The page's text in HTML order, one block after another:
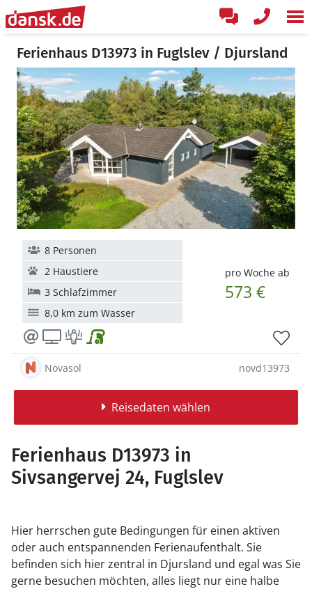
Ferienhaus D13973 in Fuglslev / Djursland
pro Woche ab
573 €
8 Personen
2 Haustiere
3 Schlafzimmer
8,0 km zum Wasser
Novasol novd13973
Reisedaten wählen
Ferienhaus D13973 in
Sivsangervej 24, Fuglslev
Hier herrschen gute Bedingungen für einen aktiven
oder auch entspannenden Ferienaufenthalt. Sie
befinden sich hier zentral in Djursland und egal was Sie
gerne besuchen möchten, alles liegt nur eine halbe